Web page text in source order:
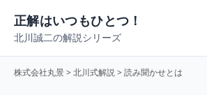
正解はいつもひとつ！
北川誠二の解説シリーズ
株式会社丸景> 北川式解説> 読み聞かせとは